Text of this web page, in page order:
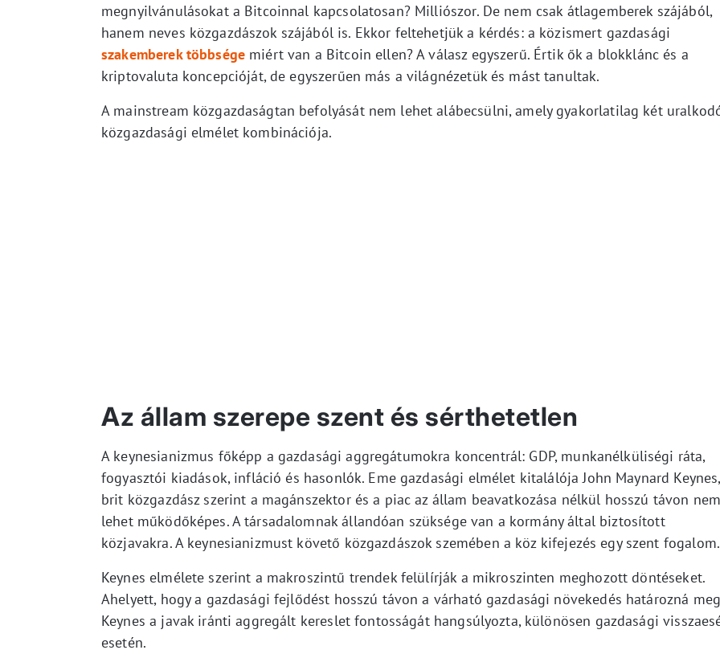
megnyilvánulásokat a Bitcoinnal kapcsolatosan? Milliószor. De nem csak átlagemberek szájából,
hanem neves közgazdászok szájából is. Ekkor feltehetjük a kérdés: a közismert gazdasági
szakemberek többsége miért van a Bitcoin ellen? A válasz egyszerű. Értik ők a blokklánc és a
kriptovaluta koncepcióját, de egyszerűen más a világnézetük és mást tanultak.
A mainstream közgazdaságtan befolyását nem lehet alábecsülni, amely gyakorlatilag két
közgazdasági elmélet kombinációja.
Az állam szerepe szent és sérthetetlen
A keynesianizmus főképp a gazdasági aggregátumokra koncentrál: GDP, munkanélküliségi ráta,
fogyasztói kiadások, infláció és hasonlók. Eme gazdasági elmélet kitalálója John Maynard Keynes,
brit közgazdász szerint a magánszektor és a piac az állam beavatkozása nélkül hosszú távon
lehet működőképes. A társadalomnak állandóan szüksége van a kormány által biztosított
közjavakra. A keynesianizmust követő közgazdászok szemében a köz kifejezés egy szent fogalom.
Keynes elmélete szerint a makroszintű trendek felülírják a mikroszinten meghozott döntéseket.
Ahelyett, hogy a gazdasági fejlődést hosszú távon a várható gazdasági növekedés határozná
Keynes a javak iránti aggregált kereslet fontosságát hangsúlyozta, különösen gazdasági
esetén.